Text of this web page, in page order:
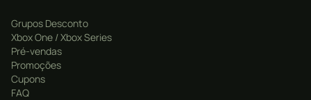
Grupos Desconto
Xbox One / Xbox Series
Pré-vendas
Promoções
Cupons
FAQ